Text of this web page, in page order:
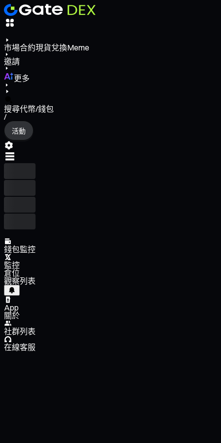
市場合約現貨兌換Meme
邀請
更多
搜尋代幣/錢包
/
活動
錢包監控
監控
倉位
觀察列表
App
關於
社群列表
在線客服